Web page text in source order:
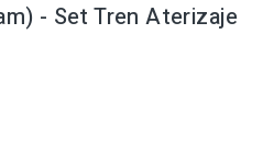
- Set Tren Aterizaje